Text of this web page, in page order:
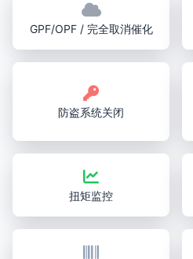
GPF/OPF / 完全取消催化
防盗系统关闭
扭矩监控